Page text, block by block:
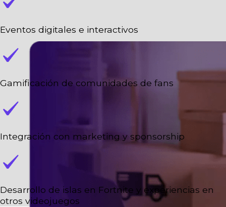
Eventos digitales e interactivos
Gamificación de comunidades de fans
Integración con marketing y sponsorship
Desarrollo de islas en Fortnite y experiencias en
otros videojuegos